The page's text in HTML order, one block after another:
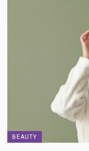
BEAUTY